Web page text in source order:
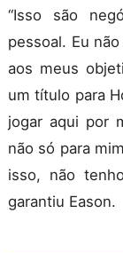
“Isso são
pessoal. Eu
aos meus
um título para
jogar aqui por
não só para
isso, não
garantiu Eason.